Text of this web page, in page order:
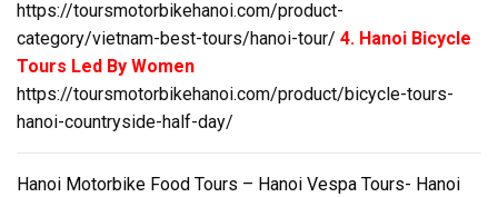
https://toursmotorbikehanoi.com/product-
category/vietnam-best-tours/hanoi-tour/ 4. Hanoi Bicycle
Tours Led By Women
https://toursmotorbikehanoi.com/product/bicycle-tours-
hanoi-countryside-half-day/
Hanoi Motorbike Food Tours – Hanoi Vespa Tours- Hanoi